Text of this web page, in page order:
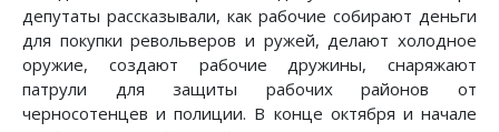
депутаты рассказывали, как рабочие собирают деньги
для покупки револьверов и ружей, делают холодное
оружие, создают рабочие дружины, снаряжают
патрули для защиты рабочих районов от
черносотенцев и полиции. В конце октября и начале